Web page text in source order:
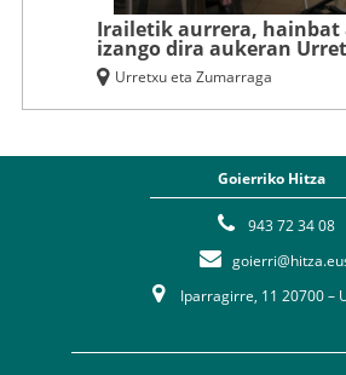
Irailetik aurrera,
izango dira aukeran
Urretxu eta Zumarraga
Goierriko Hitza
943 72 34 08
Iparragirre, 11 20700 –